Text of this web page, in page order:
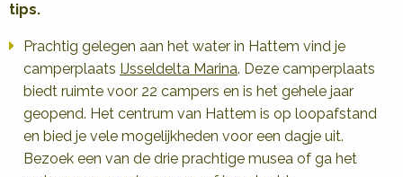
tips.
Prachtig gelegen aan het water in Hattem vind je
camperplaats IJsseldelta Marina. Deze camperplaats
biedt ruimte voor 22 campers en is het gehele jaar
geopend. Het centrum van Hattem is op loopafstand
en bied je vele mogelijkheden voor een dagje uit.
Bezoek een van de drie prachtige musea of ga het